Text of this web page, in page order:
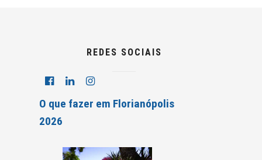
REDES SOCIAIS
O que fazer em Florianópolis
2026